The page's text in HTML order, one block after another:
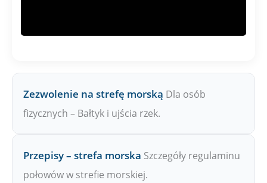
Zezwolenie na strefę morską Dla osób
fizycznych – Bałtyk i ujścia rzek.
Przepisy – strefa morska Szczegóły regulaminu
połowów w strefie morskiej.